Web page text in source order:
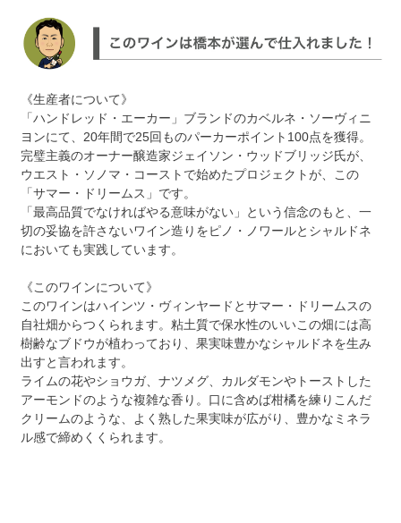
《生産者について》
「ハンドレッド・エーカー」ブランドのカベルネ・ソーヴィニ
ヨンにて、20年間で25回ものパーカーポイント100点を獲得。
完璧主義のオーナー醸造家ジェイソン・ウッドブリッジ氏が、
ウエスト・ソノマ・コーストで始めたプロジェクトが、この
「サマー・ドリームス」です。
「最高品質でなければやる意味がない」という信念のもと、一
切の妥協を許さないワイン造りをピノ・ノワールとシャルドネ
においても実践しています。
《このワインについて》
このワインはハインツ・ヴィンヤードとサマー・ドリームスの
自社畑からつくられます。粘土質で保水性のいいこの畑には高
樹齢なブドウが植わっており、果実味豊かなシャルドネを生み
出すと言われます。
ライムの花やショウガ、ナツメグ、カルダモンやトーストした
アーモンドのような複雑な香り。口に含めば柑橘を練りこんだ
クリームのような、よく熟した果実味が広がり、豊かなミネラ
ル感で締めくくられます。